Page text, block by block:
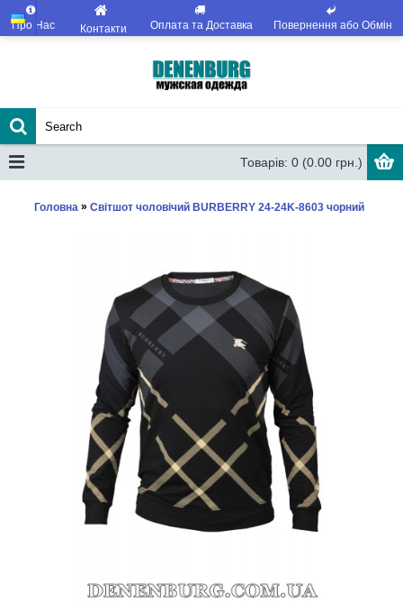
Про Нас Контакти Оплата та Доставка Повернення або Обмін
Товарів: 0 (0.00 грн.)
Головна » Світшот чоловічий BURBERRY 24-24K-8603 чорний